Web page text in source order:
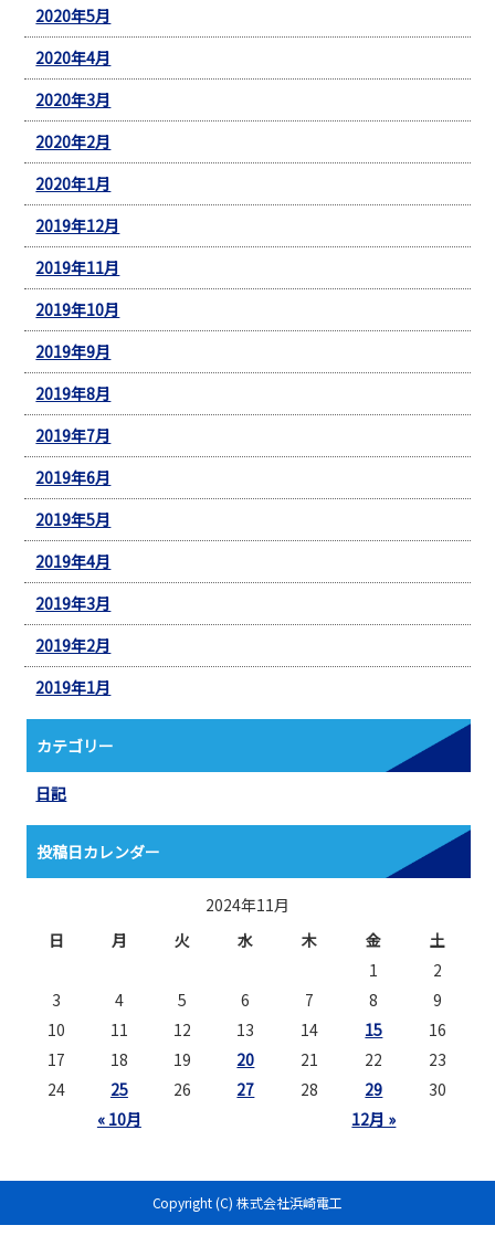
2020年5月
2020年4月
2020年3月
2020年2月
2020年1月
2019年12月
2019年11月
2019年10月
2019年9月
2019年8月
2019年7月
2019年6月
2019年5月
2019年4月
2019年3月
2019年2月
2019年1月
カテゴリー
日記
投稿日カレンダー
2024年11月
日
月 火 水 木 金 土
« 10月 12月 »
1
2
3
4 5 6 7 8
9
10
11 12 13 14 15
16
17
18 19 20 21 22
23
24
25 26 27 28 29 30
Copyright (C) 株式会社浜崎電工